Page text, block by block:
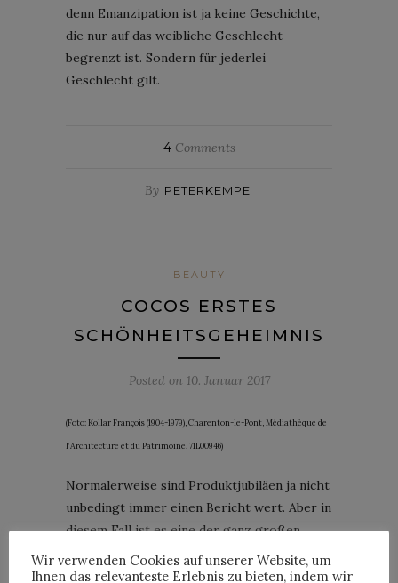
denn Emanzipation ist ja keine Geschichte,
die nur auf das weibliche Geschlecht
begrenzt ist. Sondern für jederlei
Geschlecht gilt.
4Comments
By PETERKEMPE
BEAUTY
COCOS ERSTES
SCHÖNHEITSGEHEIMNIS
Posted on 10. Januar 2017
(Foto: Kollar François (1904-1979), Charenton-le-Pont, Médiathèque de
l’Architecture et du Patrimoine. 71L00946)
Normalerweise sind Produktjubiläen ja nicht
unbedingt immer einen Bericht wert. Aber in
diesem Fall ist es eine der ganz großen
Jahrhunderts, der die Frauen bis heute
Wir verwenden Cookies auf unserer Website, um
Ihnen das relevanteste Erlebnis zu bieten, indem wir